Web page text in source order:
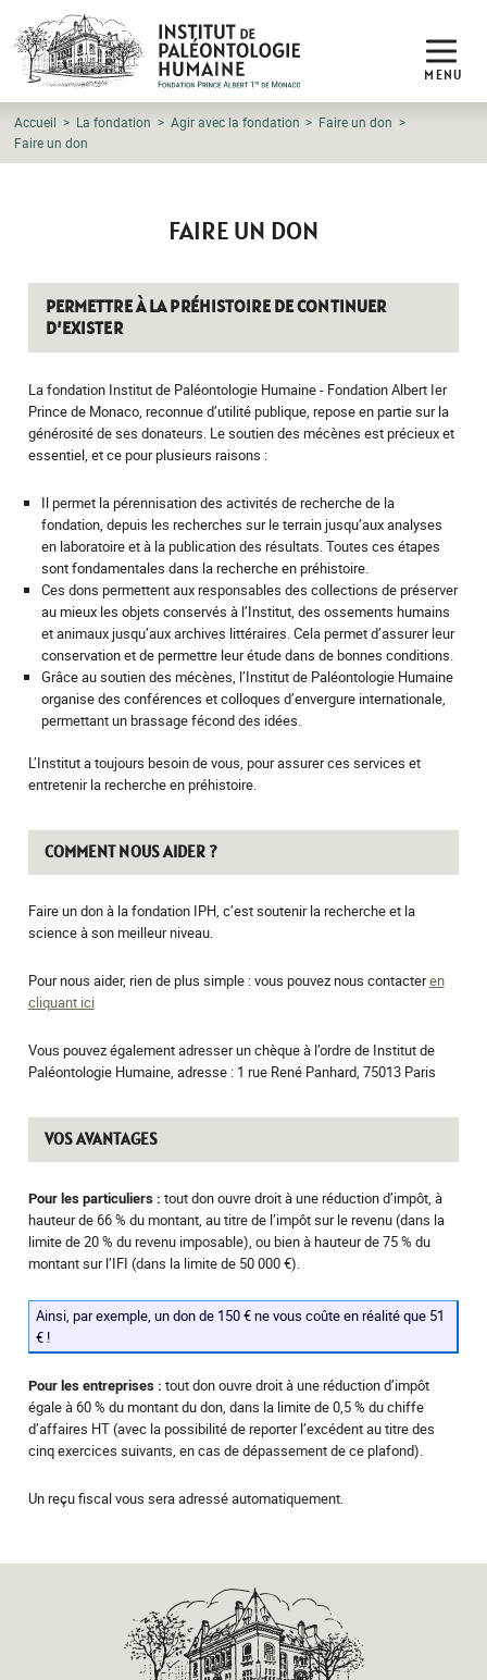
MENU
Accueil La fondation Agir avec la fondation
Faire un don
Faire un don
FAIRE UN DON
PERMETTRE À LA PRÉHISTOIRE DE CONTINUER
D’EXISTER
La fondation Institut de Paléontologie Humaine - Fondation Albert Ier
Prince de Monaco, reconnue d’utilité publique, repose en partie sur la
générosité de ses donateurs. Le soutien des mécènes est précieux et
essentiel, et ce pour plusieurs raisons :
Il permet la pérennisation des activités de recherche de la
fondation, depuis les recherches sur le terrain jusqu’aux analyses
en laboratoire et à la publication des résultats. Toutes ces étapes
sont fondamentales dans la recherche en préhistoire.
Ces dons permettent aux responsables des collections de préserver
au mieux les objets conservés à l’Institut, des ossements humains
et animaux jusqu’aux archives littéraires. Cela permet d’assurer leur
conservation et de permettre leur étude dans de bonnes conditions.
Grâce au soutien des mécènes, l’Institut de Paléontologie Humaine
organise des conférences et colloques d’envergure internationale,
permettant un brassage fécond des idées.
L’Institut a toujours besoin de vous, pour assurer ces services et
entretenir la recherche en préhistoire.
COMMENT NOUS AIDER ?
Faire un don à la fondation IPH, c’est soutenir la recherche et la
science à son meilleur niveau.
Pour nous aider, rien de plus simple : vous pouvez nous contacteren
cliquant ici
Vous pouvez également adresser un chèque à l’ordre de Institut de
Paléontologie Humaine, adresse : 1 rue René Panhard, 75013 Paris
VOS AVANTAGES
Pour les particuliers : tout don ouvre droit à une réduction d’impôt, à
hauteur de 66 % du montant, au titre de l’impôt sur le revenu (dans la
limite de 20 % du revenu imposable), ou bien à hauteur de 75 % du
montant sur l’IFI (dans la limite de 50 000 €).
Ainsi, par exemple, un don de 150 € ne vous coûte en réalité que 51
€ !
Pour les entreprises : tout don ouvre droit à une réduction d’impôt
égale à 60 % du montant du don, dans la limite de 0,5 % du chiffe
d’affaires HT (avec la possibilité de reporter l’excédent au titre des
cinq exercices suivants, en cas de dépassement de ce plafond).
Un reçu fiscal vous sera adressé automatiquement.